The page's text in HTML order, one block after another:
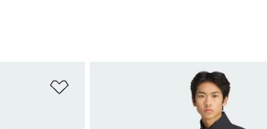
Adicionar à Lista de Desejos